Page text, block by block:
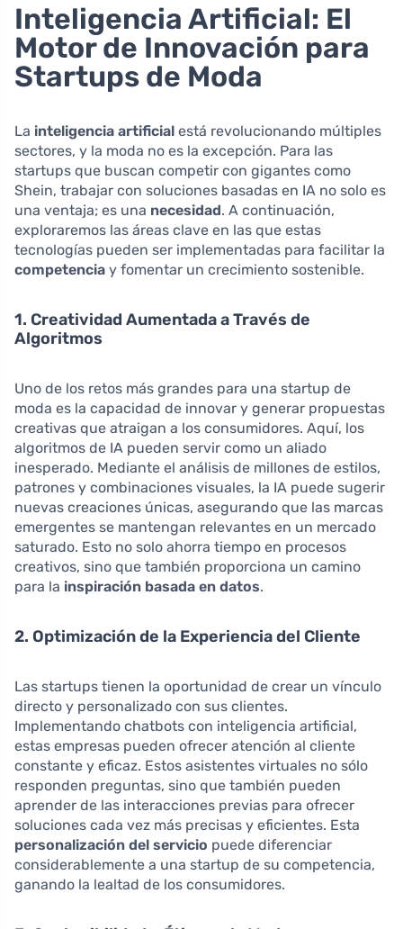
Inteligencia Artificial: El
Motor de Innovación para
Startups de Moda
La inteligencia artificial está revolucionando múltiples
sectores, y la moda no es la excepción. Para las
startups que buscan competir con gigantes como
Shein, trabajar con soluciones basadas en IA no solo es
una ventaja; es una necesidad. A continuación,
exploraremos las áreas clave en las que estas
tecnologías pueden ser implementadas para facilitar la
competencia y fomentar un crecimiento sostenible.
1. Creatividad Aumentada a Través de
Algoritmos
Uno de los retos más grandes para una startup de
moda es la capacidad de innovar y generar propuestas
creativas que atraigan a los consumidores. Aquí, los
algoritmos de IA pueden servir como un aliado
inesperado. Mediante el análisis de millones de estilos,
patrones y combinaciones visuales, la IA puede sugerir
nuevas creaciones únicas, asegurando que las marcas
emergentes se mantengan relevantes en un mercado
saturado. Esto no solo ahorra tiempo en procesos
creativos, sino que también proporciona un camino
para la inspiración basada en datos.
2. Optimización de la Experiencia del Cliente
Las startups tienen la oportunidad de crear un vínculo
directo y personalizado con sus clientes.
Implementando chatbots con inteligencia artificial,
estas empresas pueden ofrecer atención al cliente
constante y eficaz. Estos asistentes virtuales no sólo
responden preguntas, sino que también pueden
aprender de las interacciones previas para ofrecer
soluciones cada vez más precisas y eficientes. Esta
personalización del servicio puede diferenciar
considerablemente a una startup de su competencia,
ganando la lealtad de los consumidores.